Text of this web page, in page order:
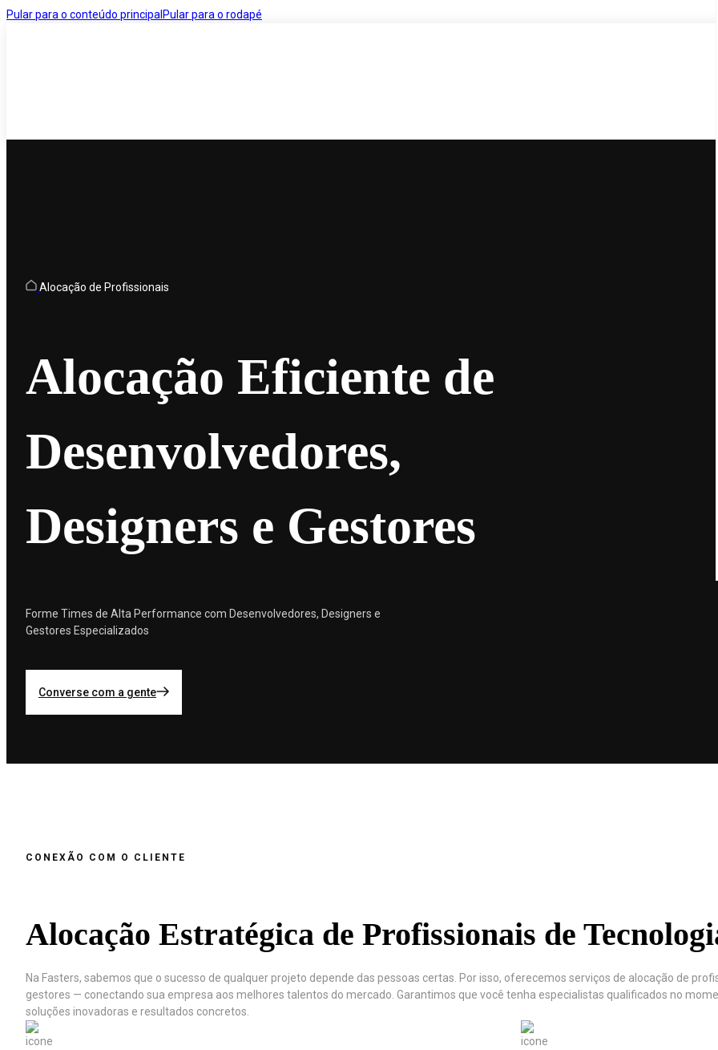
Pular para o conteúdo principal Pular para o rodapé
Alocação de Profissionais
Alocação Eficiente de
Desenvolvedores,
Designers e Gestores
Forme Times de Alta Performance com Desenvolvedores, Designers e
Gestores Especializados
Converse com a gente
CONEXÃO COM O CLIENTE
Alocação Estratégica de Profissionais de
Na Fasters, sabemos que o sucesso de qualquer projeto depende das pessoas certas. Por isso, oferecemos serviços de alocação de
gestores — conectando sua empresa aos melhores talentos do mercado. Garantimos que você tenha especialistas qualificados no
soluções inovadoras e resultados concretos.